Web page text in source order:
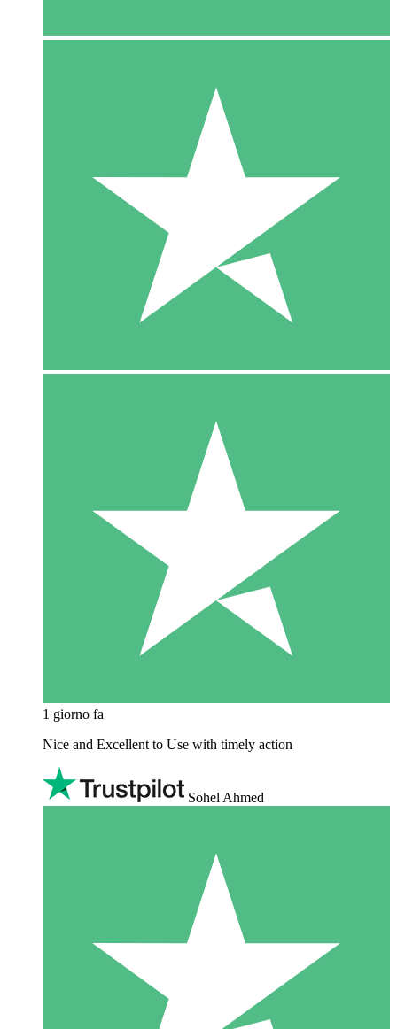
1 giorno fa
Nice and Excellent to Use with timely action
Sohel Ahmed